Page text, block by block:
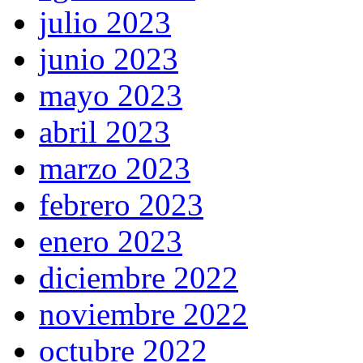
julio 2023
junio 2023
mayo 2023
abril 2023
marzo 2023
febrero 2023
enero 2023
diciembre 2022
noviembre 2022
octubre 2022